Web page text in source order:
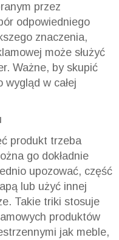
przez
odpowiedniego
znaczenia,
może służyć
Ważne, by skupić
w całej
produkt trzeba
go dokładnie
upozować, część
lub użyć innej
Takie triki stosuje
produktów
jak meble,